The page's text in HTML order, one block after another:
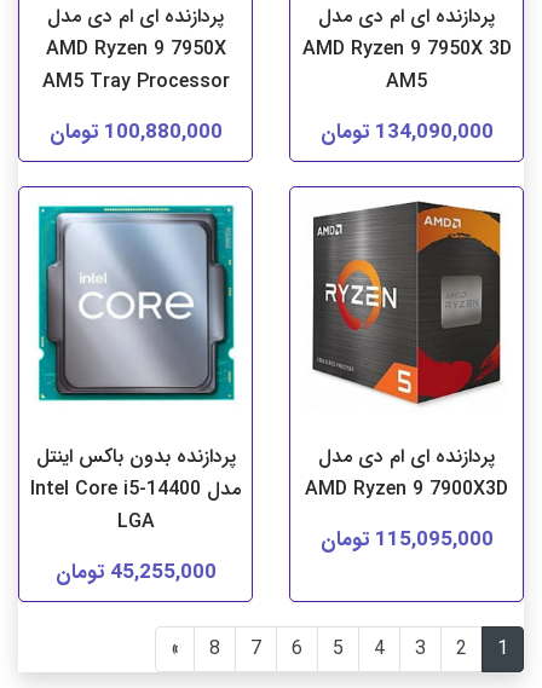
پردازنده ای ام دی مدل
AMD Ryzen 9 7950X 3D
AM5
134,090,000 تومان
پردازنده ای ام دی مدل
AMD Ryzen 9 7950X
AM5 Tray Processor
100,880,000 تومان
پردازنده ای ام دی مدل
AMD Ryzen 9 7900X3D
115,095,000 تومان
پردازنده بدون باکس اینتل
مدل Intel Core i5-14400
LGA
45,255,000 تومان
1
2
3
4
5
6
7
8
»